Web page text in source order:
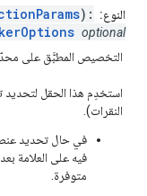
النوع:
):
optional
التخصيص المطبَّق على
استخدِم هذا الحقل
النقرات).
في حال تحديد
فيه على العلامة بعد
متوفرة.